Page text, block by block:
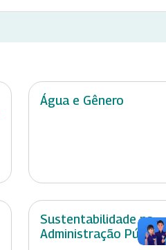
Água e Gênero
Sustentabilidade na
Administração Pública